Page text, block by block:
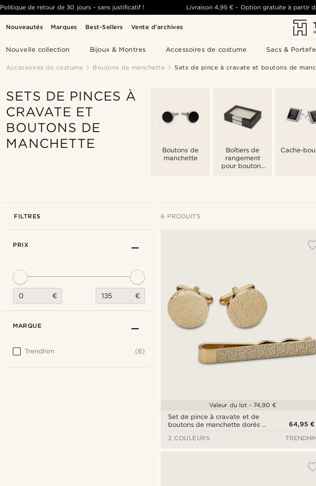
Nouveautés Marques Best-Sellers Vente d'archives
Nouvelle collection Bijoux & Montres Accessoires de costume Sacs &
Politique de retour de 30 jours - sans justificatif ! Livraison 4,95 € - Option gratuite à partir
Accessoires de costume Boutons de manchette Sets de pince à cravate et boutons de
SETS DE PINCES À
CRAVATE ET
BOUTONS DE
MANCHETTE
Boutons de
manchette
Boîtiers de
rangement
pour boutons
Cache-
FILTRES 6 PRODUITS
Set de pince à cravate et de
boutons de manchette dorés à
64,95 €
Valeur du lot - 74,90 €
2 COULEURS
PRIX
€ €
MARQUE
Trendhim (6)